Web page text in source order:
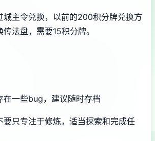
城主令兑换，以前的200积分牌兑换方
法盘，需要15积分牌。
在一些bug，建议随时存档
要只专注于修炼，适当探索和完成任